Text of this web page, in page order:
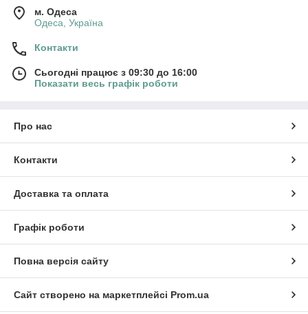
м. Одеса
Одеса, Україна
Контакти
Сьогодні працює з 09:30 до 16:00
Показати весь графік роботи
Про нас
Контакти
Доставка та оплата
Графік роботи
Повна версія сайту
Сайт створено на маркетплейсі Prom.ua